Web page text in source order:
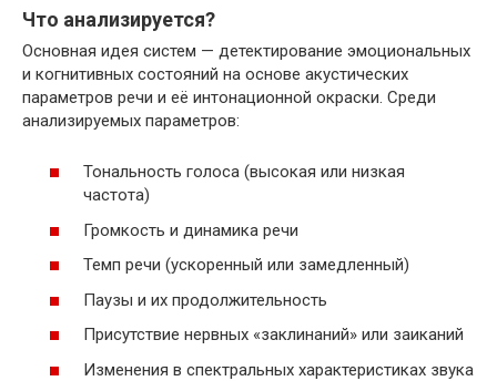
Что анализируется?
Основная идея систем — детектирование эмоциональных
и когнитивных состояний на основе акустических
параметров речи и её интонационной окраски. Среди
анализируемых параметров:
Тональность голоса (высокая или низкая
частота)
Громкость и динамика речи
Темп речи (ускоренный или замедленный)
Паузы и их продолжительность
Присутствие нервных «заклинаний» или заиканий
Изменения в спектральных характеристиках звука